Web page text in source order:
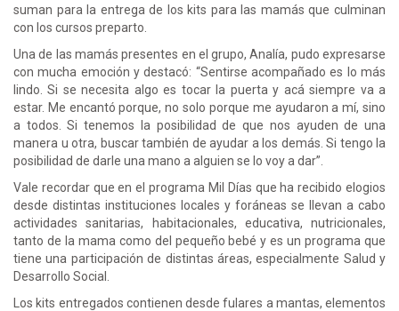
suman para la entrega de los kits para las mamás que culminan
con los cursos preparto.
Una de las mamás presentes en el grupo, Analía, pudo expresarse
con mucha emoción y destacó: “Sentirse acompañado es lo más
lindo. Si se necesita algo es tocar la puerta y acá siempre va a
estar. Me encantó porque, no solo porque me ayudaron a mí, sino
a todos. Si tenemos la posibilidad de que nos ayuden de una
manera u otra, buscar también de ayudar a los demás. Si tengo la
posibilidad de darle una mano a alguien se lo voy a dar”.
Vale recordar que en el programa Mil Días que ha recibido elogios
desde distintas instituciones locales y foráneas se llevan a cabo
actividades sanitarias, habitacionales, educativa, nutricionales,
tanto de la mama como del pequeño bebé y es un programa que
tiene una participación de distintas áreas, especialmente Salud y
Desarrollo Social.
Los kits entregados contienen desde fulares a mantas, elementos